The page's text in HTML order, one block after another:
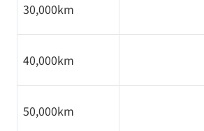
30,000km
40,000km
50,000km